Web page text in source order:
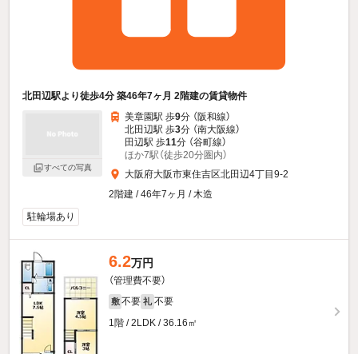
北田辺駅より徒歩4分 築46年7ヶ月 2階建の賃貸物件
すべての写真
美章園駅 歩9分 （阪和線）
北田辺駅 歩3分 （南大阪線）
田辺駅 歩11分 （谷町線）
ほか7駅（徒歩20分圏内）
大阪府大阪市東住吉区北田辺4丁目9-2
2階建 / 46年7ヶ月 / 木造
駐輪場あり
6.2万円
（管理費不要）
敷 不要 礼 不要
1階 / 2LDK / 36.16㎡